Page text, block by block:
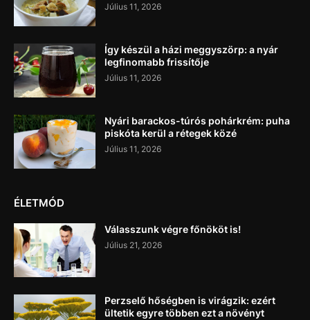
Július 11, 2026
Így készül a házi meggyszörp: a nyár
legfinomabb frissítője
Július 11, 2026
Nyári barackos-túrós pohárkrém: puha
piskóta kerül a rétegek közé
Július 11, 2026
ÉLETMÓD
Válasszunk végre főnököt is!
Július 21, 2026
Perzselő hőségben is virágzik: ezért
ültetik egyre többen ezt a növényt